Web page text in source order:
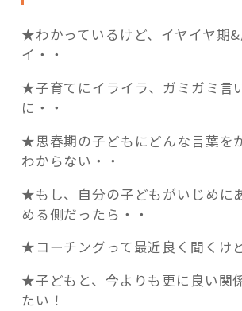
★わかっているけど、イヤイヤ期
イ・・
★子育てにイライラ、ガミガミ言
に・・
★思春期の子どもにどんな言葉を
わからない・・
★もし、自分の子どもがいじめに
める側だったら・・
★コーチングって最近良く聞くけ
★子どもと、今よりも更に良い関
たい！